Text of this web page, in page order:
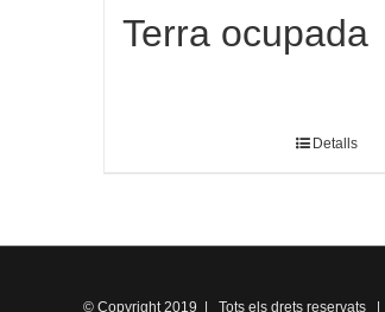
Terra ocupada
Detalls
© Copyright 2019 | Tots els drets reservats